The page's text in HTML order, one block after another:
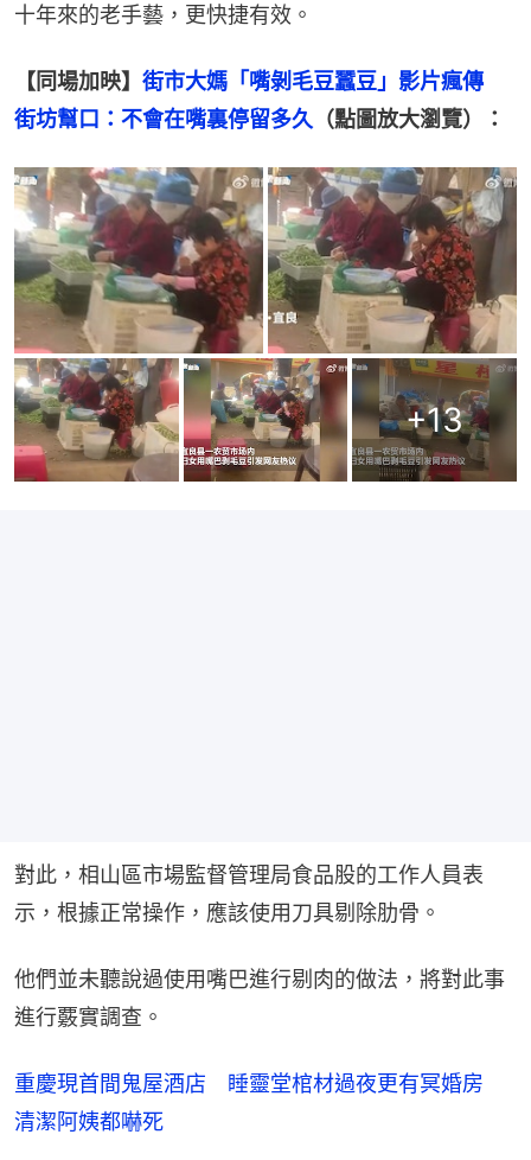
十年來的老手藝，更快捷有效。
【同場加映】 街市大媽「嘴剝毛豆蠶豆」影片瘋傳
街坊幫口：不會在嘴裏停留多久 （點圖放大瀏覽）：
+13
對此，相山區市場監督管理局食品股的工作人員表
示，根據正常操作，應該使用刀具剔除肋骨。
他們並未聽說過使用嘴巴進行剔肉的做法，將對此事
進行覈實調查。
重慶現首間鬼屋酒店 睡靈堂棺材過夜更有冥婚房
清潔阿姨都嚇死